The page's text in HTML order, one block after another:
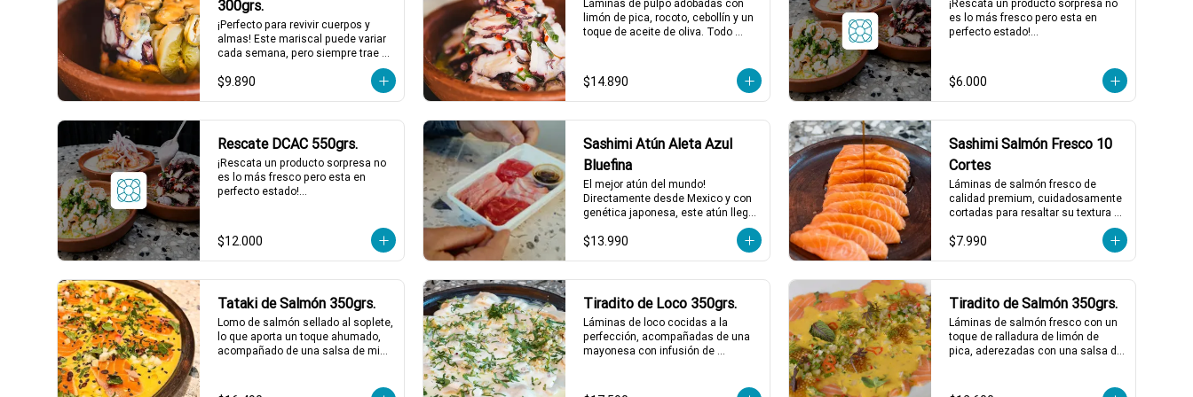
*El peso neto corresponde al
producto en su presentación
completa, salsas o
acompañamientos incluidos.
*El peso neto corresponde al
producto en su presentación
*El peso neto corresponde al
producto en su presentación
300grs.
¡Perfecto para revivir cuerpos y
almas! Este mariscal puede variar
cada semana, pero siempre trae
una explosión de sabores marinos.
Los más comunes: choritos,
camarones nacionales, chochas,
bañado en un gazpacho de piure
que equilibra a la perfección. ¡Ideal
para dejar atrás cualquier resaca!
🌊🌶️
1 a 2 personas comen de este
plato!
producto en su presentación
completa, salsas o
acompañamientos incluidos.
$9.890
Láminas de pulpo adobadas con
limón de pica, rocoto, cebollín y un
toque de aceite de oliva. Todo
nivel. ¡Perfecto para quienes
buscan algo especial y lleno de
sabor! 🐙🍋
1 a 2 personas comen de este
*El peso neto corresponde al
producto en su presentación
completa, salsas o
acompañamientos incluidos.
$14.890
¡Rescata un producto sorpresa no
es lo más fresco pero esta en
perfecto estado!
fecha de caducidad el mismo día o
al día siguiente.
*El peso neto corresponde al
producto en su presentación
acompañamientos incluidos.
$6.000
Rescate DCAC 550grs.
¡Rescata un producto sorpresa no
es lo más fresco pero esta en
perfecto estado!
fecha de caducidad el mismo día o
al día siguiente.
*El peso neto corresponde al
producto en su presentación
acompañamientos incluidos.
$12.000
Sashimi Atún Aleta Azul
Bluefina
El mejor atún del mundo!
Directamente desde Mexico y con
genética japonesa, este atún llega
a ser tu nuevo favorito! 120 grs de
Sashimi, Mix de cortes
$13.990
Sashimi Salmón Fresco 10
Cortes
Láminas de salmón fresco de
calidad premium, cuidadosamente
cortadas para resaltar su textura
para disfrutar solo o acompañado
$7.990
Tataki de Salmón 350grs.
Lomo de salmón sellado al soplete,
lo que aporta un toque ahumado,
acompañado de una salsa de miel
semillas de maracuyá y sesamo
Tiradito de Loco 350grs.
Láminas de loco cocidas a la
perfección, acompañadas de una
mayonesa con infusión de
de mote para un final lleno de sabor
Tiradito de Salmón 350grs.
Láminas de salmón fresco con un
toque de ralladura de limón de
pica, aderezadas con una salsa de
rabanito y menta, junto a mostaza